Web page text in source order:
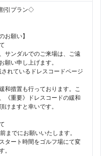
引プラン◇
お願い】
サンダルでのご来場は、ご遠
願い申し上げます。
れているドレスコードページ
和措置も行っております。こ
《重要》ドレスコードの緩和
けますと幸いです。
までにお願いいたします。
タート時間をゴルフ場にて変
。